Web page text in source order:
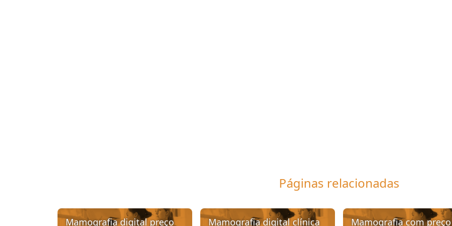
Páginas relacionadas
Mamografia digital preço Mamografia digital clínica Mamografia com preço